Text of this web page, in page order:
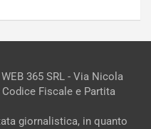
365 SRL - Via Nicola
Codice Fiscale e Partita
giornalistica, in quanto